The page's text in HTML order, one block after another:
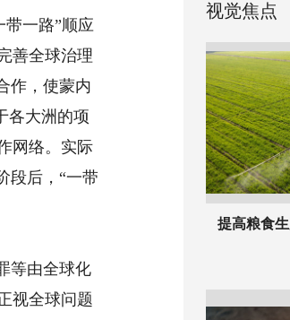
一路”顺应
善全球治理
作，使蒙内
各大洲的项
网络。实际
段后，“一带
等由全球化
视全球问题
视觉焦点
提高粮食